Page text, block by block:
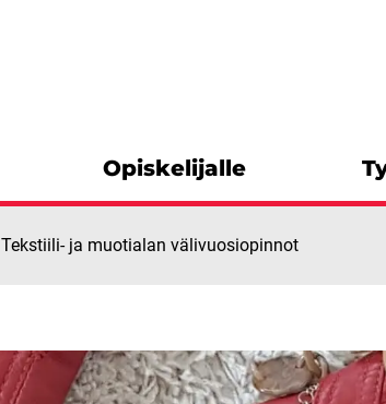
Opiskelijalle
Tekstiili- ja muotialan välivuosiopinnot